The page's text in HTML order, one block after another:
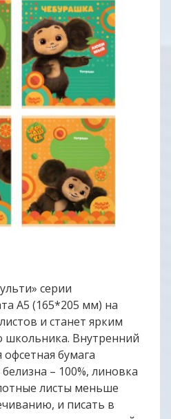
серии
А5 (165*205 мм) на
и станет ярким
Внутренний
офсетная бумага
– 100%, линовка
листы меньше
и писать в